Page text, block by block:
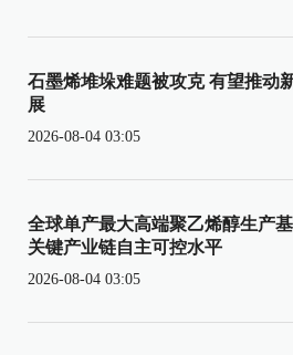
石墨烯堆垛难题被攻克 有望推动
展
2026-08-04 03:05
全球单产最大高端聚乙烯醇生产
关键产业链自主可控水平
2026-08-04 03:05